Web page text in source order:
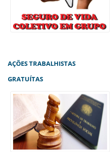
AÇÕES TRABALHISTAS
GRATUÍTAS